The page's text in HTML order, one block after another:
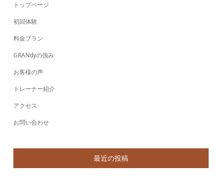
トップページ
初回体験
料金プラン
GRANdyの強み
お客様の声
トレーナー紹介
アクセス
お問い合わせ
最近の投稿